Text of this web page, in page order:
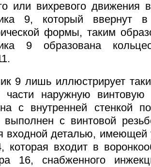
или вихревого движения
9, который ввернут
формы, таким
9 образована
9 лишь иллюстрирует
части наружную винтовую
с внутренней стенкой
выполнен с винтовой
входной деталью, имеющей
которая входит в
16, снабженного